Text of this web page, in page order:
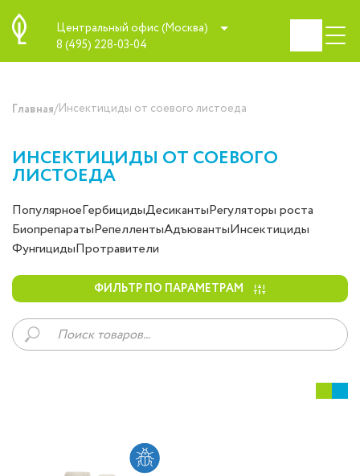
Центральный офис (Москва)
8 (495) 228-03-04
Главная/Инсектициды от соевого листоеда
ИНСЕКТИЦИДЫ ОТ СОЕВОГО
ЛИСТОЕДА
ПопулярноеГербицидыДесикантыРегуляторы роста
БиопрепаратыРепеллентыАдъювантыИнсектициды
ФунгицидыПротравители
ФИЛЬТР ПО ПАРАМЕТРАМ
Поиск
товаров